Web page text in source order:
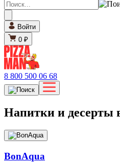
Войти
0 ₽
8 800 500 06 68
Напитки и десерты
BonAqua